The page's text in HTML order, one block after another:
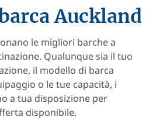
Auckland
le migliori barche a
Qualunque sia il tuo
il modello di barca
o le tue capacità, i
a tua disposizione per
disponibile.